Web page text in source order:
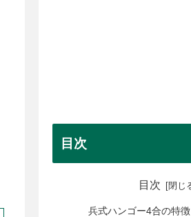
目次
目次
兵式ハンゴー4合の特徴